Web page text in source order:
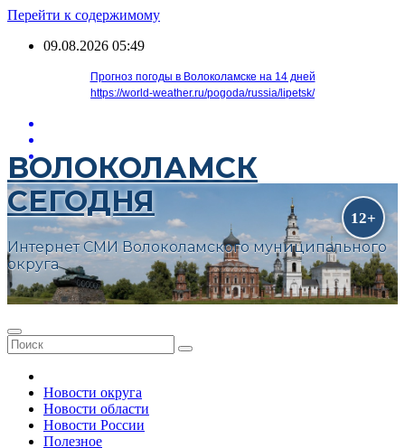
Перейти к содержимому
09.08.2026 05:49
Прогноз погоды в Волоколамске на 14 дней
https://world-weather.ru/pogoda/russia/lipetsk/
ВОЛОКОЛАМСК
СЕГОДНЯ
Интернет СМИ Волоколамского муниципального
округа
Новости округа
Новости области
Новости России
Полезное